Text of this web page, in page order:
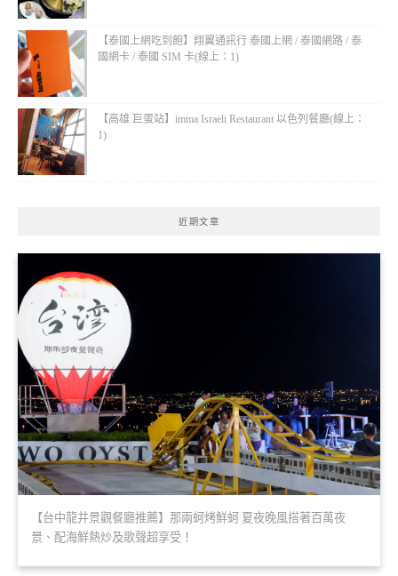
【泰國上網吃到飽】翔翼通訊行 泰國上網 / 泰國網路 / 泰
國網卡 / 泰國 SIM 卡(線上：1)
【高雄 巨蛋站】imma Israeli Restaurant 以色列餐廳(線上：
1)
近期文章
【台中龍井景觀餐廳推薦】那兩蚵烤鮮蚵 夏夜晚風搭著百萬夜
景、配海鮮熱炒及歌聲超享受！